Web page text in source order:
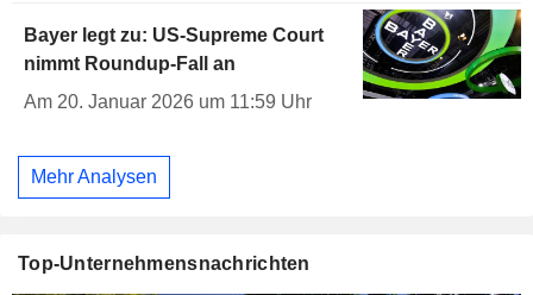
Bayer legt zu: US-Supreme Court
nimmt Roundup-Fall an
Am 20. Januar 2026 um 11:59 Uhr
Mehr Analysen
Top-Unternehmensnachrichten